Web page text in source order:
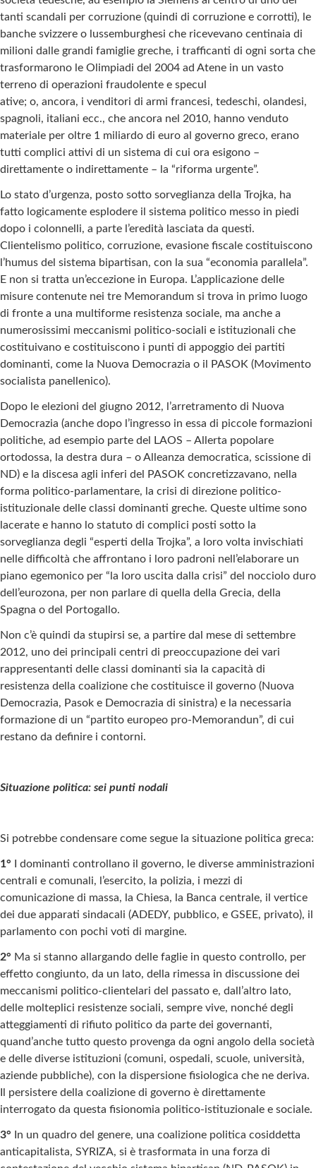
tanti scandali per corruzione (quindi di corruzione e corrotti), le
banche svizzere o lussemburghesi che ricevevano centinaia di
milioni dalle grandi famiglie greche, i trafficanti di ogni sorta che
trasformarono le Olimpiadi del 2004 ad Atene in un vasto
terreno di operazioni fraudolente e specul
ative; o, ancora, i venditori di armi francesi, tedeschi, olandesi,
spagnoli, italiani ecc., che ancora nel 2010, hanno venduto
materiale per oltre 1 miliardo di euro al governo greco, erano
tutti complici attivi di un sistema di cui ora esigono –
direttamente o indirettamente – la “riforma urgente”.
Lo stato d’urgenza, posto sotto sorveglianza della Trojka, ha
fatto logicamente esplodere il sistema politico messo in piedi
dopo i colonnelli, a parte l’eredità lasciata da questi.
Clientelismo politico, corruzione, evasione fiscale costituiscono
l’humus del sistema bipartisan, con la sua “economia parallela”.
E non si tratta un’eccezione in Europa. L’applicazione delle
misure contenute nei tre Memorandum si trova in primo luogo
di fronte a una multiforme resistenza sociale, ma anche a
numerosissimi meccanismi politico-sociali e istituzionali che
costituivano e costituiscono i punti di appoggio dei partiti
dominanti, come la Nuova Democrazia o il PASOK (Movimento
socialista panellenico).
Dopo le elezioni del giugno 2012, l’arretramento di Nuova
Democrazia (anche dopo l’ingresso in essa di piccole formazioni
politiche, ad esempio parte del LAOS – Allerta popolare
ortodossa, la destra dura – o Alleanza democratica, scissione di
ND) e la discesa agli inferi del PASOK concretizzavano, nella
forma politico-parlamentare, la crisi di direzione politico-
istituzionale delle classi dominanti greche. Queste ultime sono
lacerate e hanno lo statuto di complici posti sotto la
sorveglianza degli “esperti della Trojka”, a loro volta invischiati
nelle difficoltà che affrontano i loro padroni nell’elaborare un
piano egemonico per “la loro uscita dalla crisi” del nocciolo duro
dell’eurozona, per non parlare di quella della Grecia, della
Spagna o del Portogallo.
Non c’è quindi da stupirsi se, a partire dal mese di settembre
2012, uno dei principali centri di preoccupazione dei vari
rappresentanti delle classi dominanti sia la capacità di
resistenza della coalizione che costituisce il governo (Nuova
Democrazia, Pasok e Democrazia di sinistra) e la necessaria
formazione di un “partito europeo pro-Memorandun”, di cui
restano da definire i contorni.
Situazione politica: sei punti nodali
Si potrebbe condensare come segue la situazione politica greca:
1° I dominanti controllano il governo, le diverse amministrazioni
centrali e comunali, l’esercito, la polizia, i mezzi di
comunicazione di massa, la Chiesa, la Banca centrale, il vertice
dei due apparati sindacali (ADEDY, pubblico, e GSEE, privato), il
parlamento con pochi voti di margine.
2° Ma si stanno allargando delle faglie in questo controllo, per
effetto congiunto, da un lato, della rimessa in discussione dei
meccanismi politico-clientelari del passato e, dall’altro lato,
delle molteplici resistenze sociali, sempre vive, nonché degli
atteggiamenti di rifiuto politico da parte dei governanti,
quand’anche tutto questo provenga da ogni angolo della società
e delle diverse istituzioni (comuni, ospedali, scuole, università,
aziende pubbliche), con la dispersione fisiologica che ne deriva.
Il persistere della coalizione di governo è direttamente
interrogato da questa fisionomia politico-istituzionale e sociale.
3° In un quadro del genere, una coalizione politica cosiddetta
anticapitalista, SYRIZA, si è trasformata in una forza di